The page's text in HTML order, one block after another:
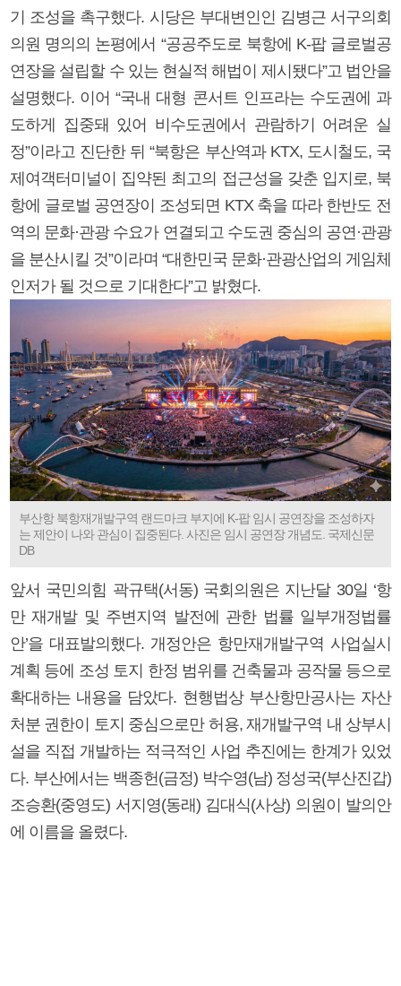
기 조성을 촉구했다. 시당은 부대변인인 김병근 서구의회
의원 명의의 논평에서 “공공주도로 북항에 K-팝 글로벌공
연장을 설립할 수 있는 현실적 해법이 제시됐다”고 법안을
설명했다. 이어 “국내 대형 콘서트 인프라는 수도권에 과
도하게 집중돼 있어 비수도권에서 관람하기 어려운 실
정”이라고 진단한 뒤 “북항은 부산역과 KTX, 도시철도, 국
제여객터미널이 집약된 최고의 접근성을 갖춘 입지로, 북
항에 글로벌 공연장이 조성되면 KTX 축을 따라 한반도 전
역의 문화·관광 수요가 연결되고 수도권 중심의 공연·관광
을 분산시킬 것”이라며 “대한민국 문화·관광산업의 게임체
인저가 될 것으로 기대한다”고 밝혔다.
부산항 북항재개발구역 랜드마크 부지에 K-팝 임시 공연장을 조성하자
는 제안이 나와 관심이 집중된다. 사진은 임시 공연장 개념도. 국제신문
DB
앞서 국민의힘 곽규택(서동) 국회의원은 지난달 30일 ‘항
만 재개발 및 주변지역 발전에 관한 법률 일부개정법률
안’을 대표발의했다. 개정안은 항만재개발구역 사업실시
계획 등에 조성 토지 한정 범위를 건축물과 공작물 등으로
확대하는 내용을 담았다. 현행법상 부산항만공사는 자산
처분 권한이 토지 중심으로만 허용, 재개발구역 내 상부시
설을 직접 개발하는 적극적인 사업 추진에는 한계가 있었
다. 부산에서는 백종헌(금정) 박수영(남) 정성국(부산진갑)
조승환(중영도) 서지영(동래) 김대식(사상) 의원이 발의안
에 이름을 올렸다.